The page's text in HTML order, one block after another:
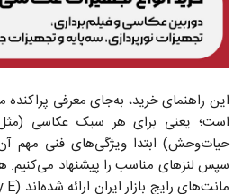
این راهنمای خرید، به‌جای معرفی
است؛ یعنی برای هر سبک عکاسی (مثل
حیات‌وحش) ابتدا ویژگی‌های فنی مهم
سپس لنزهای مناسب را پیشنهاد می‌کنیم.